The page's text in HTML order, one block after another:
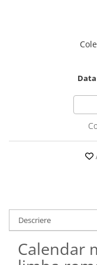
Descriere
Calendar